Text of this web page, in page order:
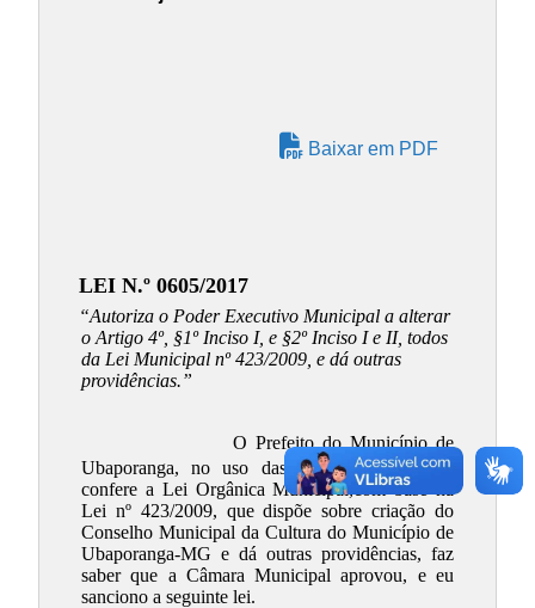
Baixar em PDF
LEI N.º 0605/2017
“Autoriza o Poder Executivo Municipal a alterar
o Artigo 4º, §1º Inciso I, e §2º Inciso I e II, todos
da Lei Municipal nº 423/2009, e dá outras
providências.”
O Prefeito do Município de
Ubaporanga, no uso das atribuições que lhe
confere a Lei Orgânica Municipal,com base na
Lei nº 423/2009, que dispõe sobre criação do
Conselho Municipal da Cultura do Município de
Ubaporanga-MG e dá outras providências, faz
saber que a Câmara Municipal aprovou, e eu
sanciono a seguinte lei.